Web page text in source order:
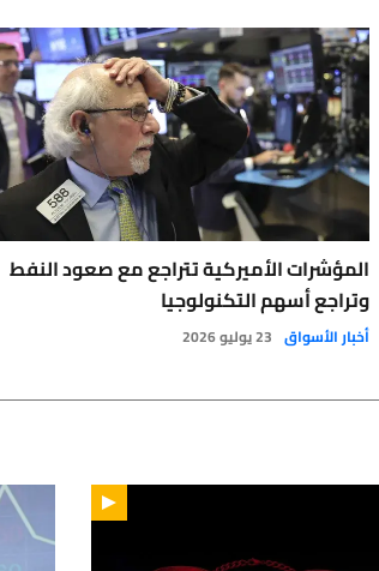
المؤشرات الأميركية تتراجع مع صعود النفط
وتراجع أسهم التكنولوجيا
أخبار الأسواق 23 يوليو 2026